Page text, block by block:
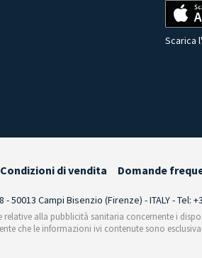
Scarica
Condizioni di vendita Domande
- 50013 Campi Bisenzio (Firenze) - ITALY - Tel:
relative alla pubblicità sanitaria concernente i
che le informazioni ivi contenute sono